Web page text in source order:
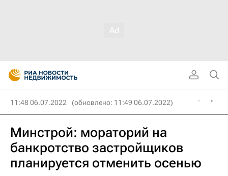
11:48 06.07.2022 (обновлено: 11:49 06.07.2022)
Минстрой: мораторий на
банкротство застройщиков
планируется отменить осенью